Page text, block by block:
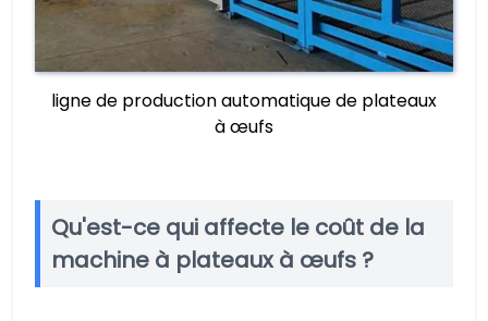
ligne de production automatique de plateaux
à œufs
Qu'est-ce qui affecte le coût de la
machine à plateaux à œufs ?